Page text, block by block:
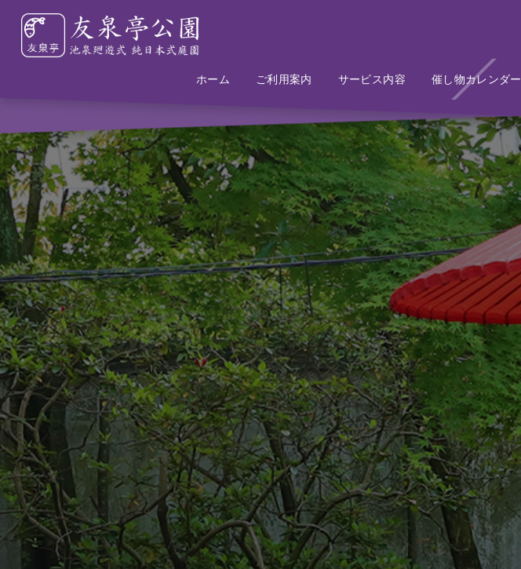
ホーム
Home ご利用案内
Information サービス内容
Service 催し物カレンダー
Event